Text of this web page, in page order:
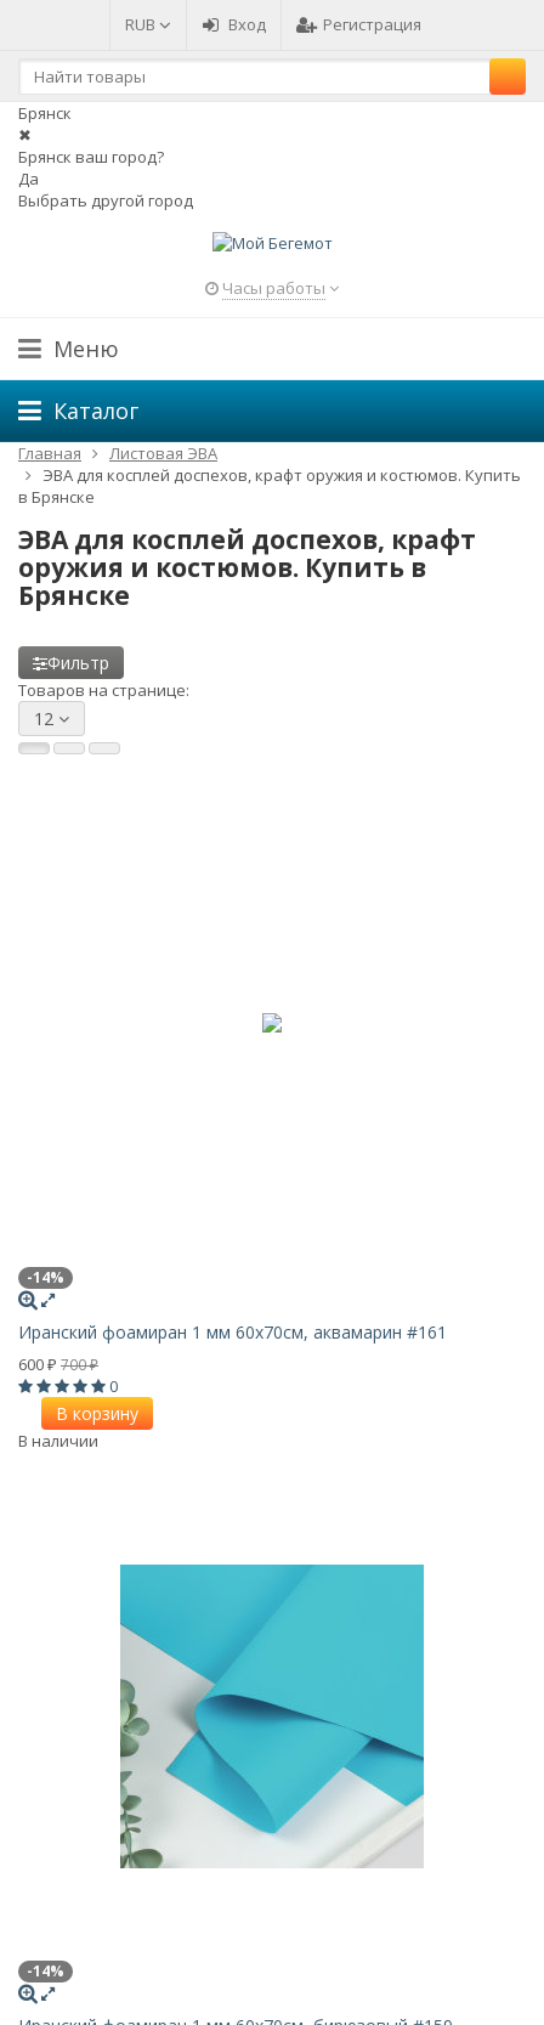
RUB Вход Регистрация
Брянск
✖
Брянск ваш город?
Да
Выбрать другой город
Часы работы
Меню
Каталог
Главная
Листовая ЭВА
ЭВА для косплей доспехов, крафт оружия и костюмов. Купить
в Брянске
ЭВА для косплей доспехов, крафт
оружия и костюмов. Купить в
Брянске
Фильтр
Товаров на странице:
12
-14%
Иранский фоамиран 1 мм 60х70см, аквамарин #161
600 ₽ 700₽
0
В корзину
В наличии
-14%